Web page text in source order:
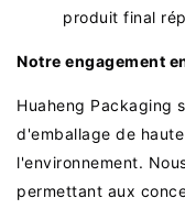
produit final
Notre engagement
Huaheng Packaging
d'emballage de
l'environnement.
permettant aux